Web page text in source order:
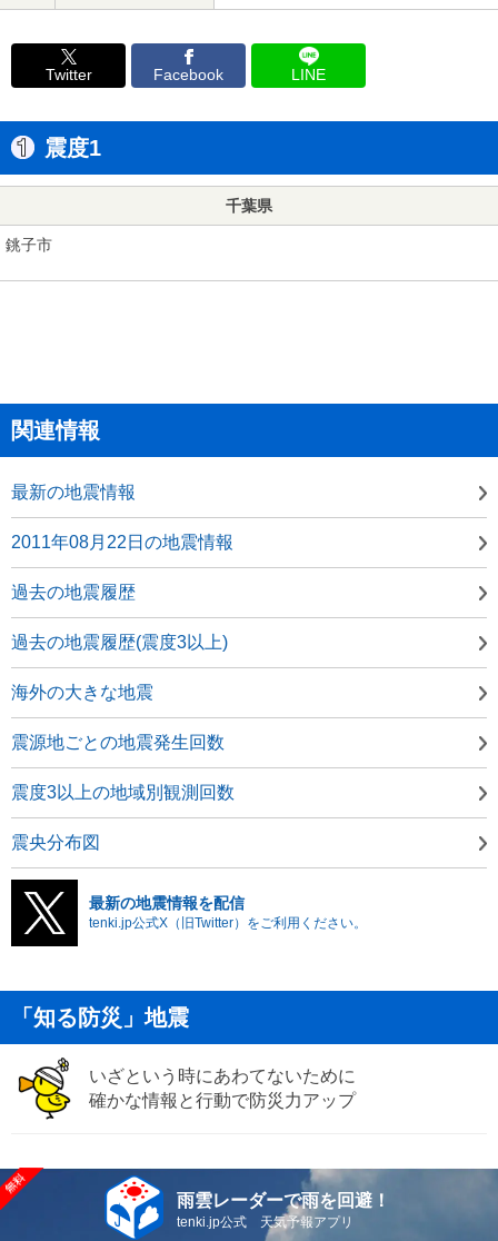
Twitter Facebook LINE
震度1
千葉県
銚子市
関連情報
最新の地震情報
2011年08月22日の地震情報
過去の地震履歴
過去の地震履歴(震度3以上)
海外の大きな地震
震源地ごとの地震発生回数
震度3以上の地域別観測回数
震央分布図
最新の地震情報を配信
tenki.jp公式X（旧Twitter）をご利用ください。
「知る防災」地震
いざという時にあわてないために
確かな情報と行動で防災力アップ
雨雲レーダーで雨を回避！
tenki.jp公式 天気予報アプリ